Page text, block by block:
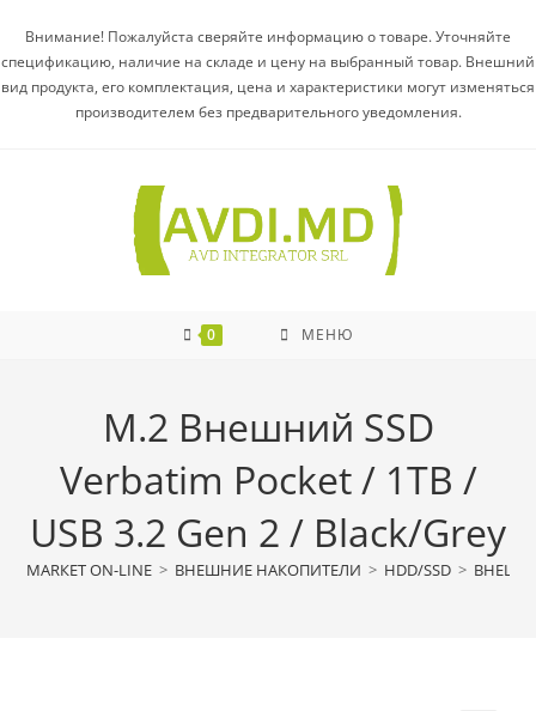
Внимание! Пожалуйста сверяйте информацию о товаре. Уточняйте
спецификацию, наличие на складе и цену на выбранный товар. Внешний
вид продукта, его комплектация, цена и характеристики могут изменяться
производителем без предварительного уведомления.
0 МЕНЮ
M.2 Внешний SSD
Verbatim Pocket / 1TB /
USB 3.2 Gen 2 / Black/Grey
МАRКЕТ ON-LINE > ВНЕШНИЕ НАКОПИТЕЛИ > HDD/SSD >